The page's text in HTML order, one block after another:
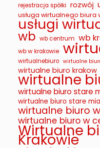
rejestracja spółki rozwój
usługa wirtualnego biura
usługi
wb wb centrum wb
wb w krakowie
wirtualnebiuro wirtualne
wirtualne biuro krakow
wirtualne
wirtualne biuro stare
wirtualne biuro stare
wirtualne biuro
wirtualne biuro w
Wirtualne
Krakowie